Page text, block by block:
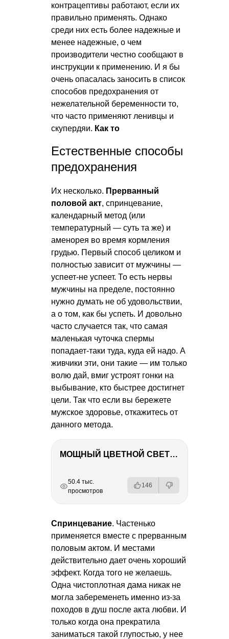
контрацептивы работают, если их
правильно применять. Однако
среди них есть более надежные и
менее надежные, о чем
производители честно сообщают в
инструкции к применению. И я бы
очень опасалась заносить в список
способов предохранения от
нежелательной беременности то,
что часто применяют ленивцы и
скупердяи. Как то
Естественные способы
предохранения
Их несколько. Прерванный
половой акт, спринцевание,
календарный метод (или
температурный — суть та же) и
аменорея во время кормления
грудью. Первый способ целиком и
полностью зависит от мужчины —
успеет-не успеет. То есть нервы
мужчины на пределе, постоянно
нужно думать не об удовольствии,
а о том, как бы успеть. И довольно
часто случается так, что самая
маленькая чуточка спермы
попадает-таки туда, куда ей надо. А
живчики эти, они такие — им только
волю дай, вмиг устроят гонки на
выбывание, кто быстрее достигнет
цели. Так что если вы бережете
мужское здоровье, откажитесь от
данного метода.
МОЩНЫЙ ЦВЕТНОЙ СВЕТ – NANLITE FC-500C
РЕКЛАМА
РЕКЛАМА
РЕКЛАМА
РЕКЛАМА
50.4 тыс.
просмотров
146
Спринцевание. Частенько
применяется вместе с прерванным
половым актом. И местами
действительно дает очень хороший
эффект. Когда того не желаешь.
Одна чистоплотная дама никак не
могла забеременеть именно из-за
походов в душ после акта любви. И
только когда она прекратила
заниматься такой глупостью, у нее